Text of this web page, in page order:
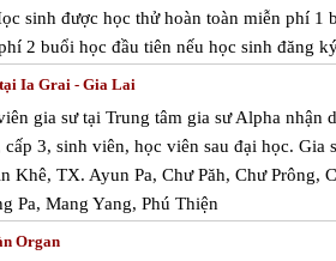
sinh được học thử hoàn toàn miễn phí 1
2 buổi học đầu tiên nếu học sinh đăng
Ia Grai - Gia Lai
gia sư tại Trung tâm gia sư Alpha nhận
cấp 3, sinh viên, học viên sau đại học. Gia
Khê, TX. Ayun Pa, Chư Păh, Chư Prông,
Pa, Mang Yang, Phú Thiện
Organ